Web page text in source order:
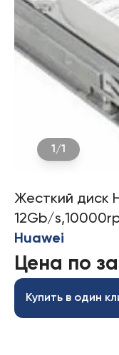
1 /1
Жесткий диск
12Gb/
Huawei
Цена по
Купить в один